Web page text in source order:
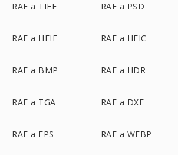
RAF a TIFF RAF a PSD
RAF a HEIF RAF a HEIC
RAF a BMP RAF a HDR
RAF a TGA RAF a DXF
RAF a EPS RAF a WEBP